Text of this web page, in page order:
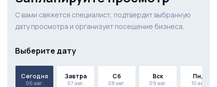
С вами свяжется специалист, подтвердит выбранную
дату просмотра и организует посещение бизнеса.
Выберите дату
Сегодня
06 авг.
Завтра
07 авг.
Сб
08 авг.
Вск
09 авг.
Пнд
10 авг.